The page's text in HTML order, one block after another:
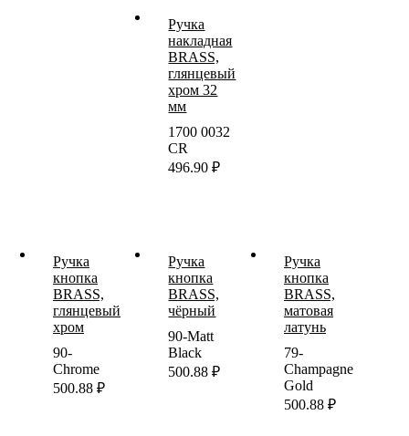
Ручка
накладная
BRASS,
глянцевый
хром 32
мм
1700 0032
CR
496.90₽
Ручка
кнопка
BRASS,
глянцевый
хром
90-
Chrome
500.88 ₽
Ручка
кнопка
BRASS,
чёрный
90-Matt
Black
500.88₽
Ручка
кнопка
BRASS,
матовая
латунь
79-
Champagne
Gold
500.88 ₽